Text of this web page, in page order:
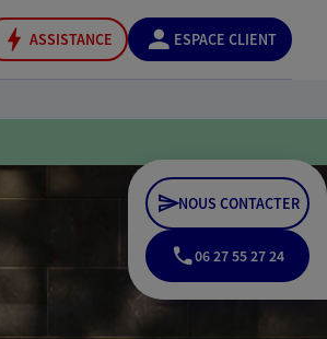
ASSISTANCE ESPACE CLIENT
NOUS CONTACTER
06 27 55 27 24